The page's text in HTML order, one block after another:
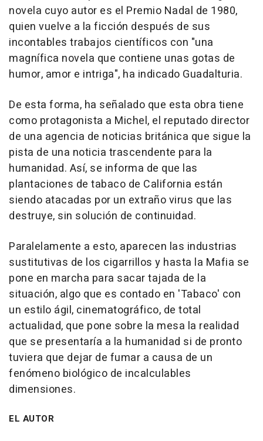
novela cuyo autor es el Premio Nadal de 1980,
quien vuelve a la ficción después de sus
incontables trabajos científicos con "una
magnífica novela que contiene unas gotas de
humor, amor e intriga", ha indicado Guadalturia.
De esta forma, ha señalado que esta obra tiene
como protagonista a Michel, el reputado director
de una agencia de noticias británica que sigue la
pista de una noticia trascendente para la
humanidad. Así, se informa de que las
plantaciones de tabaco de California están
siendo atacadas por un extraño virus que las
destruye, sin solución de continuidad.
Paralelamente a esto, aparecen las industrias
sustitutivas de los cigarrillos y hasta la Mafia se
pone en marcha para sacar tajada de la
situación, algo que es contado en 'Tabaco' con
un estilo ágil, cinematográfico, de total
actualidad, que pone sobre la mesa la realidad
que se presentaría a la humanidad si de pronto
tuviera que dejar de fumar a causa de un
fenómeno biológico de incalculables
dimensiones.
EL AUTOR